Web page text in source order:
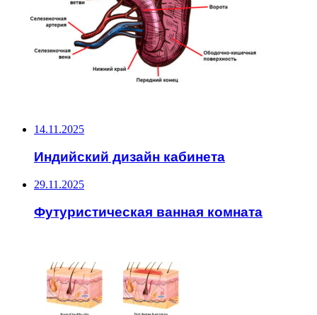
14.11.2025
Индийский дизайн кабинета
29.11.2025
Футуристическая ванная комната